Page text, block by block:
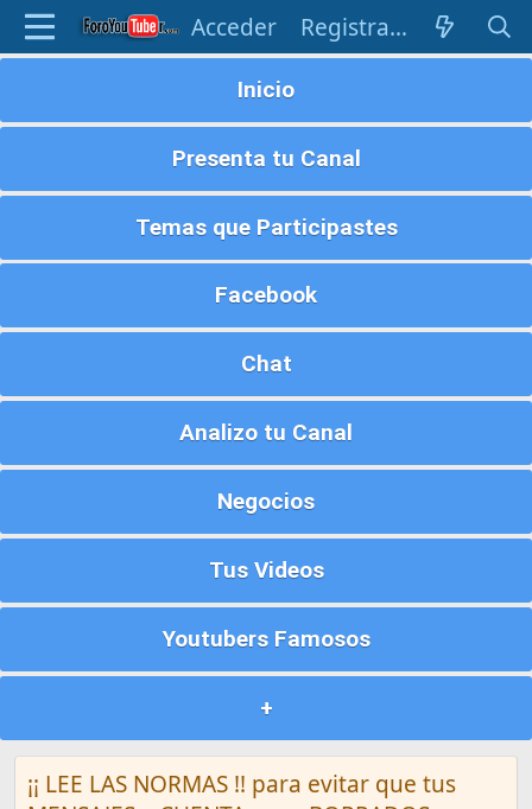
Acceder Registrarse
Inicio
Presenta tu Canal
Temas que Participastes
Facebook
Chat
Analizo tu Canal
Negocios
Tus Videos
Youtubers Famosos
+
¡¡ LEE LAS NORMAS !! para evitar que tus